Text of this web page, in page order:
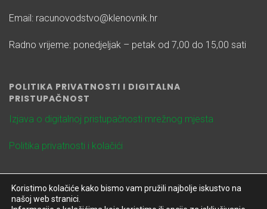
Email: racunovodstvo@klenovnik.hr
Radno vrijeme: ponedjeljak – petak od 7,00 do 15,00 sati
POLITIKA PRIVATNOSTI I DIGITALNA
PRISTUPAČNOST
Izjava o digitalnoj pristupačnosti mrežnog mjesta
Politika privatnosti i kolačići
Koristimo kolačiće kako bismo vam pružili najbolje iskustvo na
našoj web stranici.